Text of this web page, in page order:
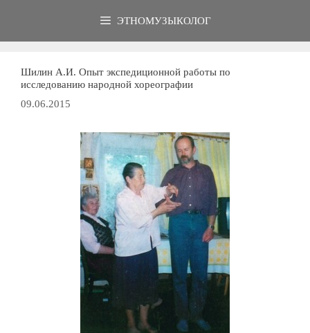
ЭТНОМУЗЫКОЛОГ
Шилин А.И. Опыт экспедиционной работы по
исследованию народной хореографии
09.06.2015